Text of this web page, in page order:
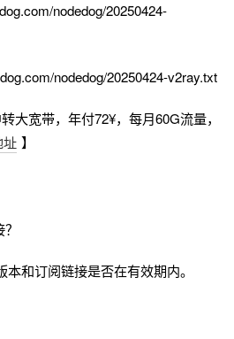
nodedog/20250424-
nodedog/20250424-v2ray.txt
大宽带，年付72¥，每月60G流量，
址 】
和订阅链接是否在有效期内。